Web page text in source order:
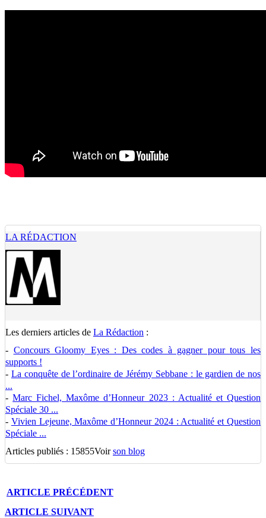
LA RÉDACTION
Les derniers articles de La Rédaction :
- Concours Gloomy Eyes : Des codes à gagner pour tous les
supports !
- La conquête de l’ordinaire de Jérémy Sebbane : le gardien de nos
...
-Marc Fichel, Maxôme d’Honneur 2023 : Actualité et Question
Spéciale 30 ...
- Vivien Lejeune, Maxôme d’Honneur 2024 : Actualité et Question
Spéciale ...
Articles publiés : 15855Voirson blog
ARTICLE PRÉCÉDENT
ARTICLE SUIVANT